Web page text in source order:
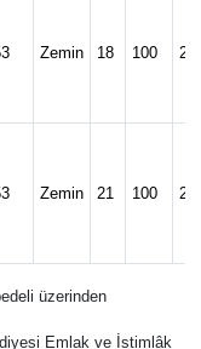
Zemin 18 100
Zemin 21 100
üzerinden
Emlak ve İstimlâk